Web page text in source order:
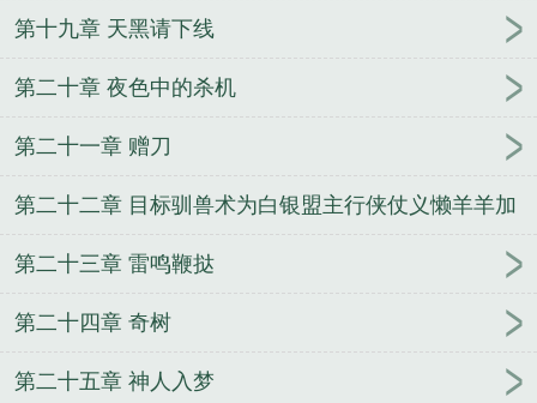
第十九章 天黑请下线
第二十章 夜色中的杀机
第二十一章 赠刀
第二十二章 目标驯兽术为白银盟主行侠仗义懒羊羊加
更
第二十三章 雷鸣鞭挞
第二十四章 奇树
第二十五章 神人入梦